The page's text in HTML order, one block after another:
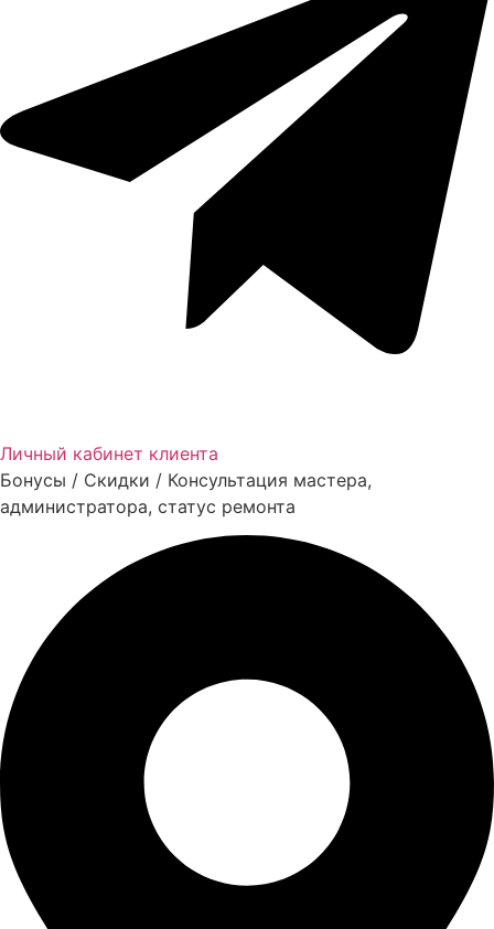
Личный кабинет клиента
Бонусы / Скидки / Консультация мастера,
администратора, статус ремонта